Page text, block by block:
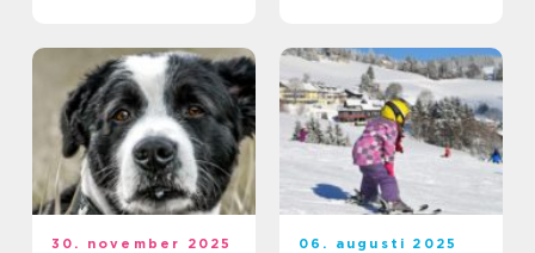
30. november 2025 06. augusti 2025